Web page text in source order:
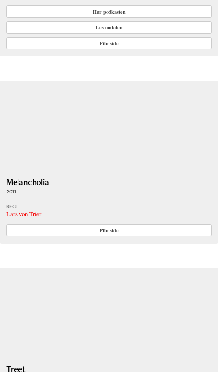
Hør podkasten
Les omtalen
Filmside
Melancholia
2011
REGI
Lars von Trier
Filmside
Treet